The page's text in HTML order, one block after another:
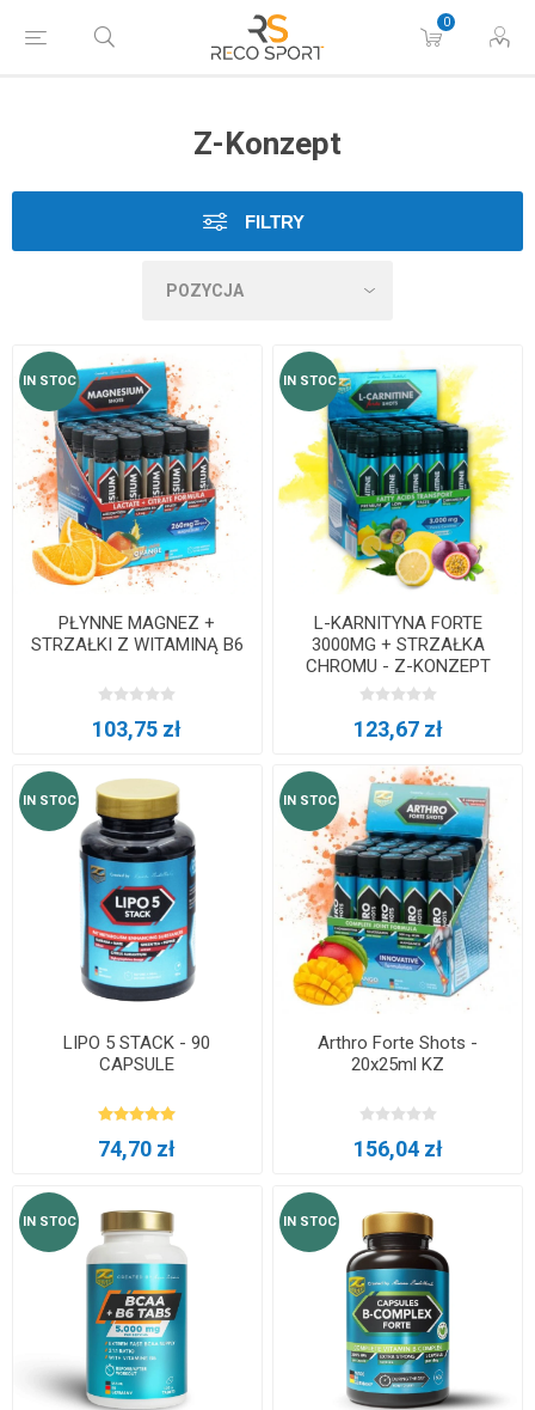
0
Z-Konzept
FILTRY
IN STOC
PŁYNNE MAGNEZ +
STRZAŁKI Z WITAMINĄ B6
103,75 zł
IN STOC
L-KARNITYNA FORTE
3000MG + STRZAŁKA
CHROMU - Z-KONZEPT
123,67 zł
IN STOC
LIPO 5 STACK - 90
CAPSULE
74,70 zł
IN STOC
Arthro Forte Shots -
20x25ml KZ
156,04 zł
IN STOC IN STOC